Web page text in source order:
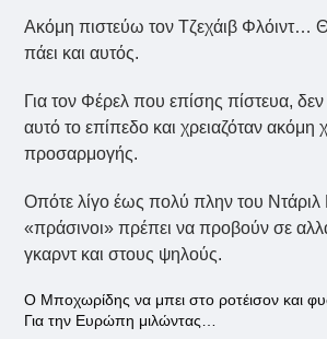
Ακόμη πιστεύω τον Τζεχάιβ Φλόιντ…
πάει και αυτός.
Για τον Φέρελ που επίσης πίστευα, δεν
αυτό το επίπεδο και χρειαζόταν ακόμη
προσαρμογής.
Οπότε λίγο έως πολύ πλην του Ντάριλ
«πράσινοι» πρέπει να προβούν σε
γκαρντ και στους ψηλούς.
Ο Μποχωρίδης να μπει στο ροτέισον και
Για την Ευρώπη μιλώντας…